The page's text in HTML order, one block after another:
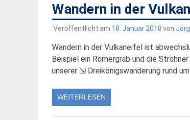
Wandern in der
Veröffentlicht am 18. Januar 2018 von Jörg
Wandern in der Vulkaneifel ist
Beispiel ein Römergrab und die
unserer ⇲ Dreikönigswanderung rund
WEITERLESEN